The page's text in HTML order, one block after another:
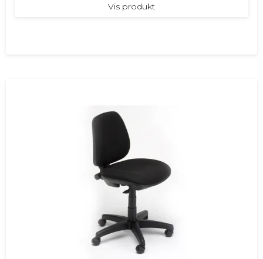
Vis produkt